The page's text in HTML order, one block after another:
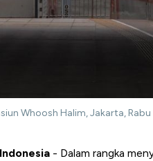
Whoosh Halim, Jakarta,
- Dalam rangka